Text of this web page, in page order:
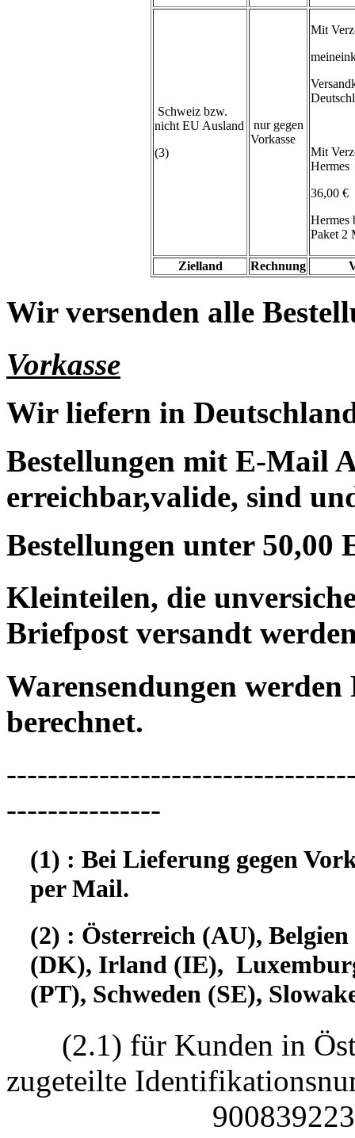
Zielland Rechnung
Schweiz bzw.
nicht EU Ausland
(3)
nur gegen
Vorkasse
Mit
Mit
Hermes
36,00 €
Hermes
Paket 2
Wir versenden alle
Vorkasse
Wir liefern in
Bestellungen mit E-Mail
erreichbar,valide, sind
Bestellungen unter 50,00
Kleinteilen, die
Briefpost versandt
Warensendungen
berechnet.
---------------
(1) : Bei Lieferung gegen
per Mail.
(2) : Österreich (AU),
(DK), Irland (IE),
(PT), Schweden (SE),
(2.1) für Kunden in
zugeteilte